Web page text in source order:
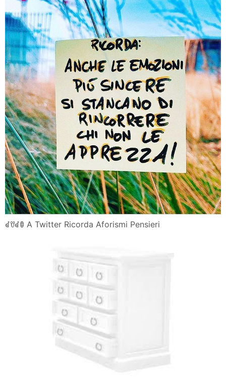
ꀸꀎꀸꂦ A Twitter Ricorda Aforismi Pensieri